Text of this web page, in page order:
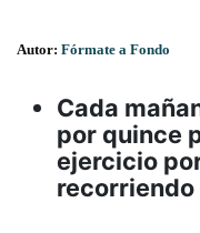
Autor: Fórmate a Fondo
Cada
por quince
ejercicio
recorriendo